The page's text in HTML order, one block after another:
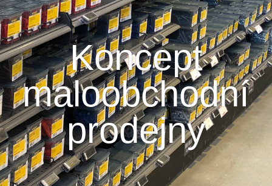
Koncept
maloobchodní
prodejny